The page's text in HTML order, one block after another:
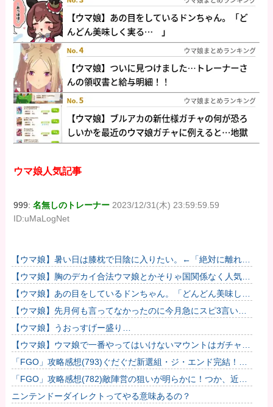
ウマ娘人気記事
999:名無しのトレーナー 2023/12/31(木) 23:59:59.59
ID:uMaLogNet
【ウマ娘】暑い日は膝枕で日陰に入りたい。←「絶対に離れた
くない場所だな」
【ウマ娘】胸のデカイ合法ウマ娘とかそりゃ国関係なく人気出
るわな
【ウマ娘】あの目をしているドンちゃん。「どんどん美味しく
実る…♡」
【ウマ娘】先月何も言ってなかったのに今月急にスピ3言い出
したのが怪しいよな。
【ウマ娘】うおっすげー盛り…
【ウマ娘】ウマ娘で一番やってはいけないマウントはガチャで
も育成でもグッズでもなく、これ。
「FGO」攻略感想(793)ぐだぐだ新選組・ジ・エンド完結！彦
斎ちゃんとの別れ寂しい… でも今後も活躍してもらうけど
ね！
「FGO」攻略感想(782)敵陣営の狙いが明らかに！つか、近藤
さん昔と今で変わり過ぎでは？松永弾正の実装にも期待！
ニンテンドーダイレクトってやる意味あるの？